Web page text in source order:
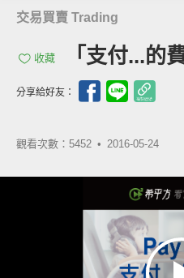
交易買賣 Trading
收藏 「支付...的
分享給好友：
觀看次數：5452 • 2016-05-24